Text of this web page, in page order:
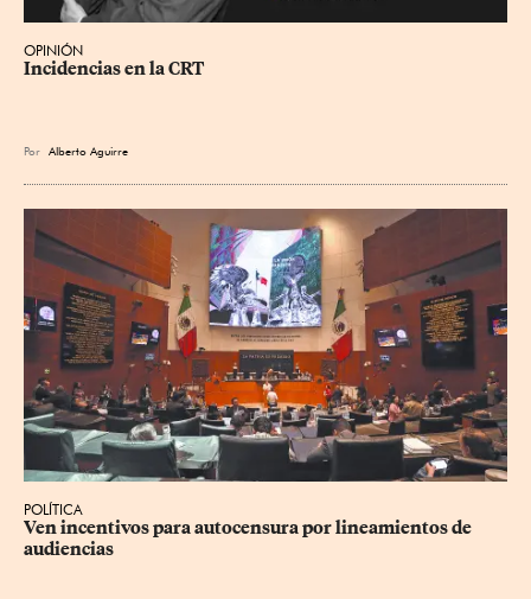
OPINIÓN
Incidencias en la CRT
Por Alberto Aguirre
POLÍTICA
Ven incentivos para autocensura por lineamientos de
audiencias